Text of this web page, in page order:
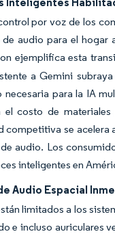
por voz de los
audio para el
ejemplifica esta
a Gemini
para la IA
costo de
competitiva se
audio. Los
inteligentes en
Audio Espacial
limitados a los
e incluso auriculares